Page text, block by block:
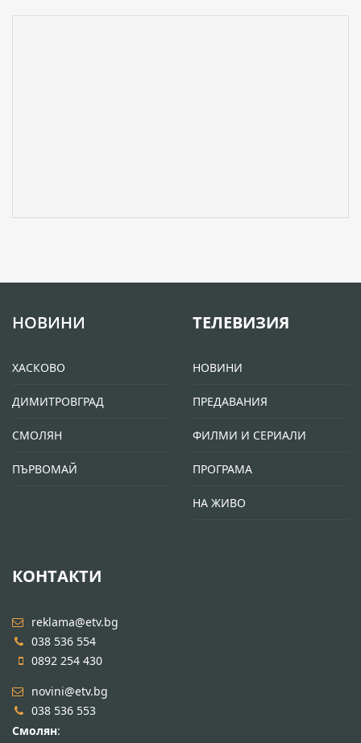
НОВИНИ
ХАСКОВО
ДИМИТРОВГРАД
СМОЛЯН
ПЪРВОМАЙ
ТЕЛЕВИЗИЯ
НОВИНИ
ПРЕДАВАНИЯ
ФИЛМИ И СЕРИАЛИ
ПРОГРАМА
НА ЖИВО
КОНТАКТИ
reklama@etv.bg
038 536 554
0892 254 430
novini@etv.bg
038 536 553
Смолян: